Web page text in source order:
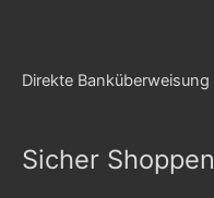
Direkte Banküberweisung
Sicher Shoppen